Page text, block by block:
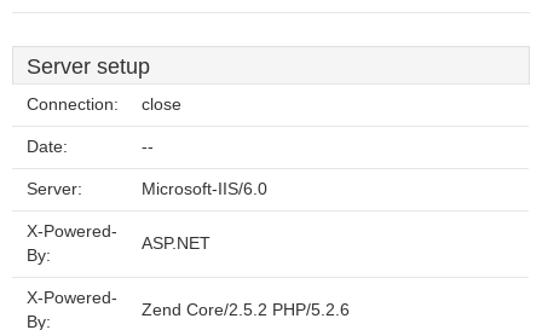
Server setup
Connection: close
Date: --
Server: Microsoft-IIS/6.0
X-Powered-
By:
ASP.NET
X-Powered-
By:
Zend Core/2.5.2 PHP/5.2.6